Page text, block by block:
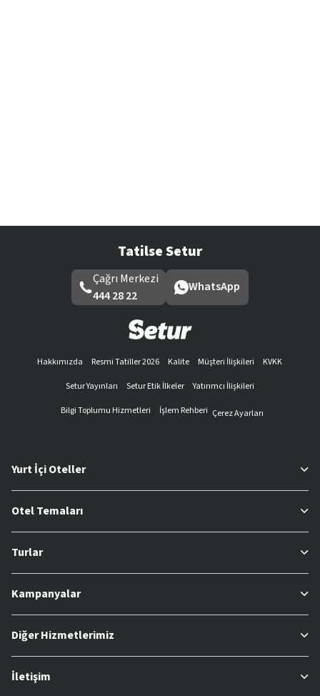
Tatilse Setur
Çağrı Merkezi
444 28 22
WhatsApp
Hakkımızda Resmi Tatiller 2026 Kalite Müşteri İlişkileri
KVKK
Setur Yayınları
Setur Etik İlkeler
Yatırımcı İlişkileri
Bilgi Toplumu Hizmetleri
İşlem Rehberi Çerez Ayarları
Yurt İçi Oteller
Otel Temaları
Turlar
Kampanyalar
Diğer Hizmetlerimiz
İletişim